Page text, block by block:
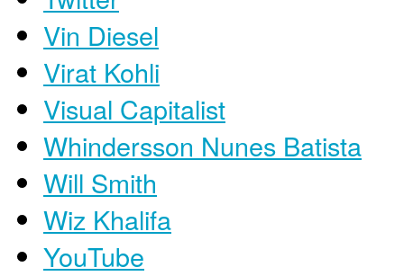
Vin Diesel
Virat Kohli
Visual Capitalist
Whindersson Nunes Batista
Will Smith
Wiz Khalifa
YouTube